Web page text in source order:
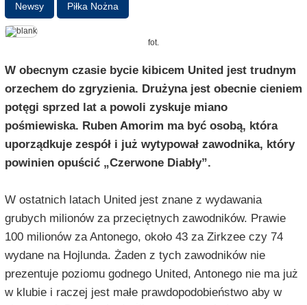
Newsy Piłka Nożna
fot.
W obecnym czasie bycie kibicem United jest trudnym
orzechem do zgryzienia. Drużyna jest obecnie cieniem
potęgi sprzed lat a powoli zyskuje miano
pośmiewiska. Ruben Amorim ma być osobą, która
uporządkuje zespół i już wytypował zawodnika, który
powinien opuścić „Czerwone Diabły”.
W ostatnich latach United jest znane z wydawania
grubych milionów za przeciętnych zawodników. Prawie
100 milionów za Antonego, około 43 za Zirkzee czy 74
wydane na Hojlunda. Żaden z tych zawodników nie
prezentuje poziomu godnego United, Antonego nie ma już
w klubie i raczej jest małe prawdopodobieństwo aby w